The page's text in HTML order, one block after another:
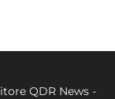
QDR News -